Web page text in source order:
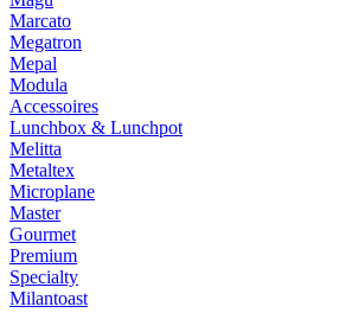
Marcato
Megatron
Mepal
Modula
Accessoires
Lunchbox & Lunchpot
Melitta
Metaltex
Microplane
Master
Gourmet
Premium
Specialty
Milantoast